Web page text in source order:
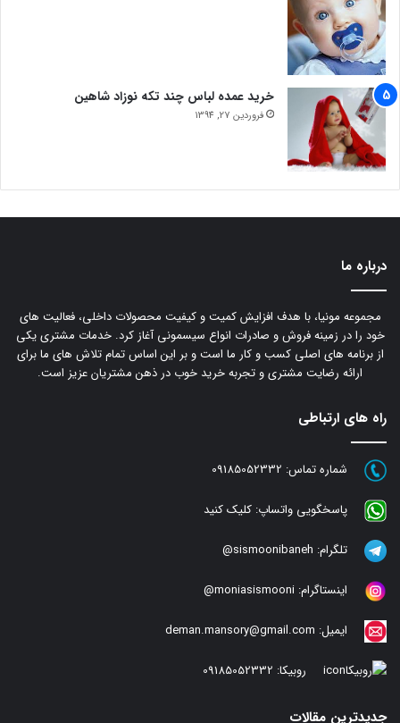
خرید عمده لباس چند تکه نوزاد شاهین
فروردین 27, 1394
درباره ما
مجموعه مونیا، با هدف افزایش کمیت و کیفیت محصولات داخلی، فعالیت های
خود را در زمینه فروش و صادرات انواع سیسمونی آغاز کرد. خدمات مشتری یکی
از برنامه های اصلی کسب و کار ما است و بر این اساس تمام تلاش های ما برای
ارائه رضایت مشتری و تجربه خرید خوب در ذهن مشتریان عزیز است.
راه های ارتباطی
شماره تماس: 09185052332
پاسخگویی واتساپ: کلیک کنید
تلگرام: sismoonibaneh@
اینستاگرام: moniasismooni@
ایمیل: deman.mansory@gmail.com
روبیکا: 09185052332
جدیدترین مقالات